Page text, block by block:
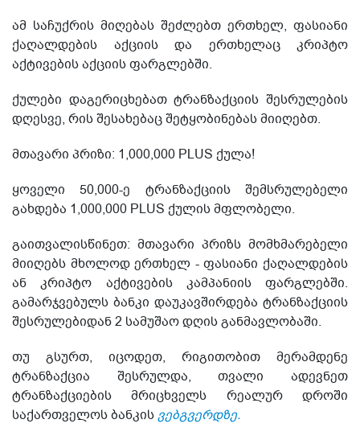
ამ საჩუქრის მიღებას შეძლებთ ერთხელ, ფასიანი
ქაღალდების აქციის და ერთხელაც კრიპტო
აქტივების აქციის ფარგლებში.
ქულები დაგერიცხებათ ტრანზაქციის შესრულების
დღესვე, რის შესახებაც შეტყობინებას მიიღებთ.
მთავარი პრიზი: 1,000,000 PLUS ქულა!
ყოველი 50,000-ე ტრანზაქციის შემსრულებელი
გახდება 1,000,000 PLUS ქულის მფლობელი.
გაითვალისწინეთ: მთავარი პრიზს მომხმარებელი
მიიღებს მხოლოდ ერთხელ - ფასიანი ქაღალდების
ან კრიპტო აქტივების კამპანიის ფარგლებში.
გამარჯვებულს ბანკი დაუკავშირდება ტრანზაქციის
შესრულებიდან 2 სამუშაო დღის განმავლობაში.
თუ გსურთ, იცოდეთ, რიგითობით მერამდენე
ტრანზაქცია შესრულდა, თვალი ადევნეთ
ტრანზაქციების მრიცხველს რეალურ დროში
საქართველოს ბანკისვებგვერდზე.